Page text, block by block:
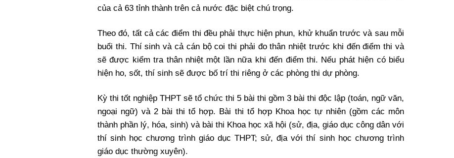
của cả 63 tỉnh thành trên cả nước đặc biệt chú trọng.
Theo đó, tất cả các điểm thi đều phải thực hiện phun, khử khuẩn trước và sau mỗi
buổi thi. Thí sinh và cả cán bộ coi thi phải đo thân nhiệt trước khi đến điểm thi và
sẽ được kiểm tra thân nhiệt một lần nữa khi đến điểm thi. Nếu phát hiện có biểu
hiện ho, sốt, thí sinh sẽ được bố trí thi riêng ở các phòng thi dự phòng.
Kỳ thi tốt nghiệp THPT sẽ tổ chức thi 5 bài thi gồm 3 bài thi độc lập (toán, ngữ văn,
ngoại ngữ) và 2 bài thi tổ hợp. Bài thi tổ hợp Khoa học tự nhiên (gồm các môn
thành phần lý, hóa, sinh) và bài thi Khoa học xã hội (sử, địa, giáo dục công dân với
thí sinh học chương trình giáo dục THPT; sử, địa với thí sinh học chương trình
giáo dục thường xuyên).